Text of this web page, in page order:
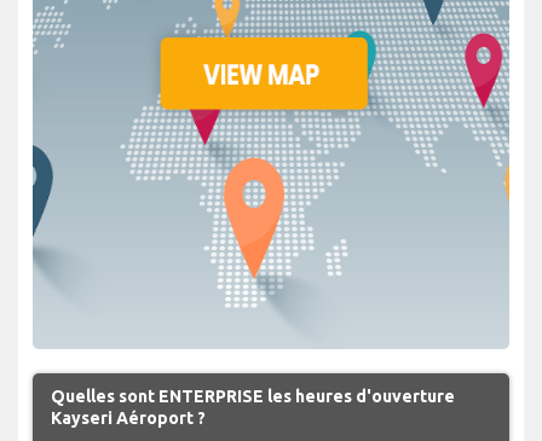
Quelles sont ENTERPRISE les heures d'ouverture
Kayseri Aéroport ?